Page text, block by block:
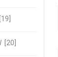
[19]
[20]